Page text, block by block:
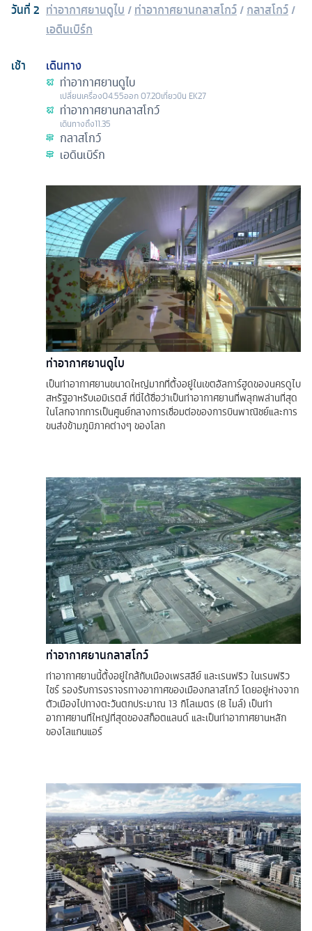
วันที่2 ท่าอากาศยานดูไบ /ท่าอากาศยานกลาสโกว์/กลาสโกว์/
เอดินเบิร์ก
เช้า
เดินทาง
ท่าอากาศยานดูไบ
เปลี่ยนเครื่อง04.55ออก07.20เที่ยวบิน EK27
ท่าอากาศยานกลาสโกว์
เดินทางถึง11.35
กลาสโกว์
เอดินเบิร์ก
ท่าอากาศยานดูไบ
เป็นท่าอากาศยานขนาดใหญ่มากที่ตั้งอยู่ในเขตอัลการ์ฮูดของนครดูไบ
สหรัฐอาหรับเอมิเรตส์ ที่นี่ได้ชื่อว่าเป็นท่าอากาศยานที่พลุกพล่านที่สุด
ในโลกจากการเป็นศูนย์กลางการเชื่อมต่อของการบินพาณิชย์และการ
ขนส่งข้ามภูมิภาคต่างๆ ของโลก
ท่าอากาศยานกลาสโกว์
ท่าอากาศยานนี้ตั้งอยู่ใกล้กับเมืองเพรสลีย์ และเรนฟริว ในเรนฟริว
ไชร์ รองรับการจราจรทางอากาศของเมืองกลาสโกว์ โดยอยู่ห่างจาก
ตัวเมืองไปทางตะวันตกประมาณ 13 กิโลเมตร (8 ไมล์) เป็นท่า
อากาศยานที่ใหญ่ที่สุดของสก็อตแลนด์ และเป็นท่าอากาศยานหลัก
ของโลแกนแอร์